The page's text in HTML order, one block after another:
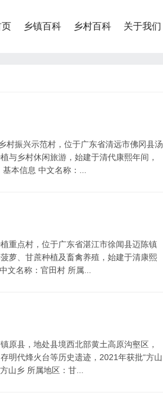
页 乡镇百科 乡村百科 关于我们
村振兴示范村，位于广东省清远市佛冈县汤
与乡村休闲旅游，始建于清代康熙年间，
本信息 中文名称：...
重点村，位于广东省湛江市徐闻县迈陈镇
萝、甘蔗种植及畜禽养殖，始建于清康熙
文名称：官田村 所属...
原县，地处县境西北部黄土高原沟壑区，
明代烽火台等历史遗迹，2021年获批“方山
山乡 所属地区：甘...